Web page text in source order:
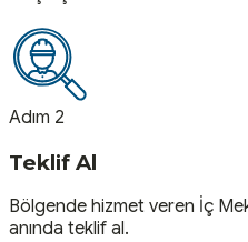
Adım 2
Teklif Al
Bölgende hizmet veren İç
anında teklif al.